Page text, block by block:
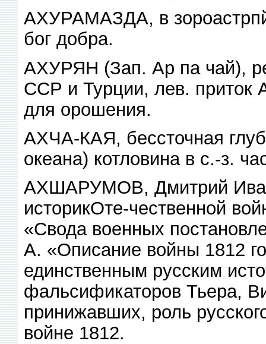
АХУРАМАЗДА, в
бог добра.
АХУРЯН (Зап. Ар па чай),
ССР и Турции, лев. приток
для орошения.
АХЧА-КАЯ, бессточная
океана) котловина в с.-з.
АХШАРУМОВ, Дмитрий
историкОте-чественной
«Свода военных
А. «Описание войны 1812
единственным русским
фальсификаторов Тьера,
принижавших, роль
войне 1812.